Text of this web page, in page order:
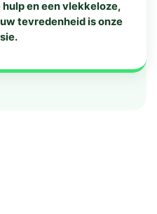
en een vlekkeloze,
tevredenheid is onze